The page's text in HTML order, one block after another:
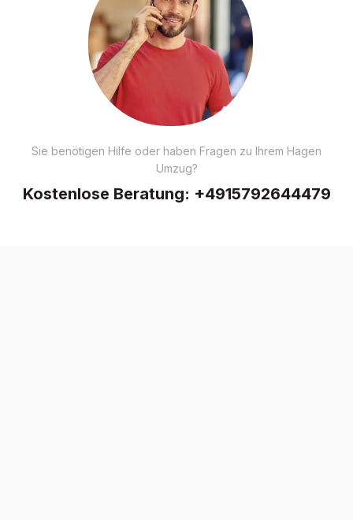
Sie benötigen Hilfe oder haben Fragen zu Ihrem Hagen
Umzug?
Kostenlose Beratung: +4915792644479